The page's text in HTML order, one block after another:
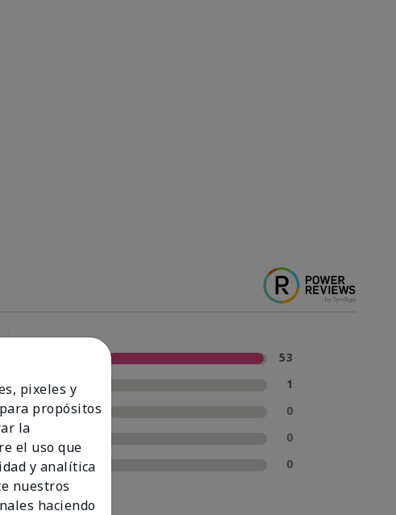
53
4 estrellas
1
3 estrellas
0
0
1 estrella
0
pixeles y
propósitos
la
el uso que
y analítica
nuestros
haciendo